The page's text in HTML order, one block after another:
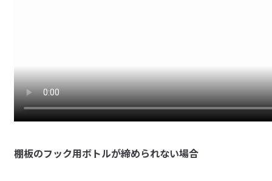
棚板のフック用ボトルが締められない場合